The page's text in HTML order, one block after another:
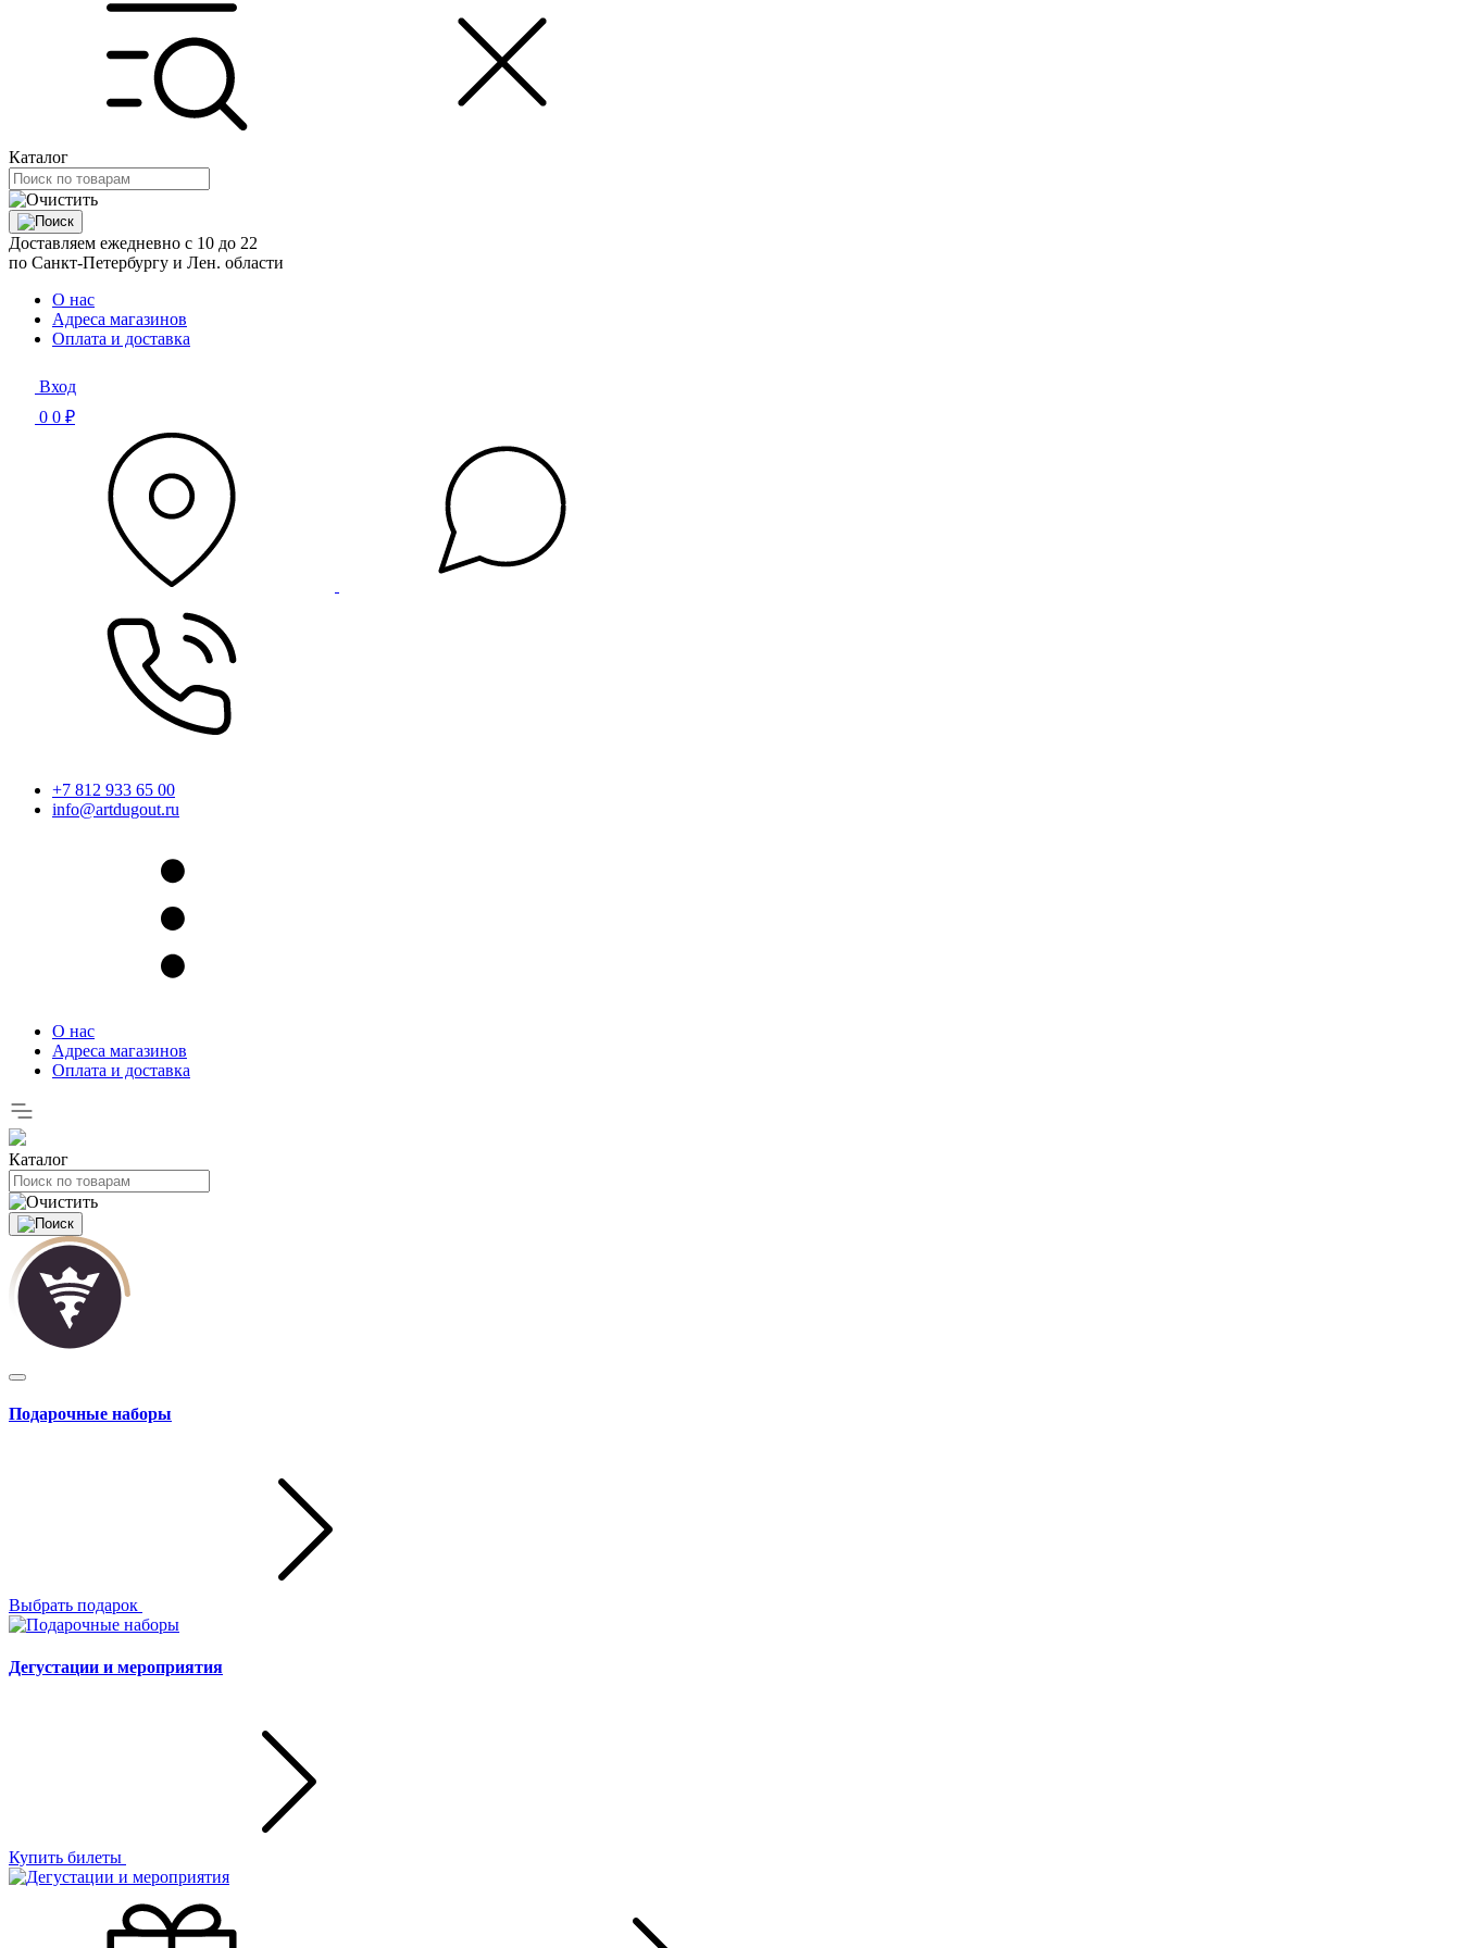
Каталог
Доставляем ежедневно с 10 до 22
по Санкт-Петербургу и Лен. области
О нас
Адреса магазинов
Оплата и доставка
Вход
0 0 ₽
+7 812 933 65 00
info@artdugout.ru
О нас
Адреса магазинов
Оплата и доставка
Каталог
Подарочные наборы
Выбрать подарок
Дегустации и мероприятия
Купить билеты